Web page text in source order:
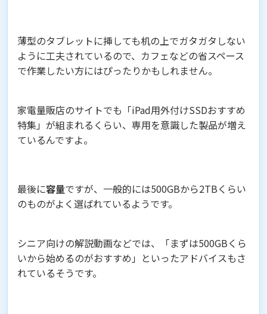
薄型のタブレットに挿しても机の上でガタガタしない
ように工夫されているので、カフェなどの省スペース
で作業したい方にはぴったりかもしれません。
家電量販店のサイトでも「iPad用外付けSSDおすすめ
特集」が組まれるくらい、専用を意識した製品が増え
ているんですよ。
最後に容量ですが、一般的には500GBから2TBくらい
のものがよく選ばれているようです。
シニア向けの解説動画などでは、「まずは500GBくら
いから始めるのがおすすめ」といったアドバイスもさ
れているそうです。